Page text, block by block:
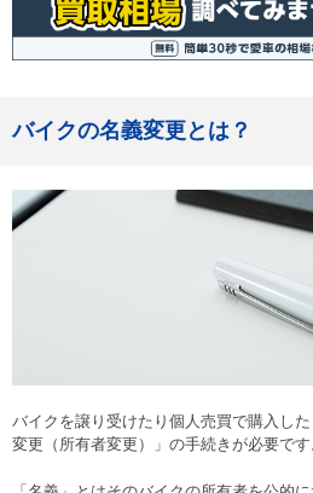
バイクの名義変更とは？
バイクを譲り受けたり個人売買で購入し
変更（所有者変更）」の手続きが必要です